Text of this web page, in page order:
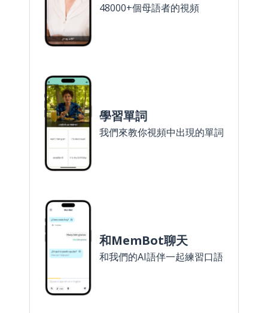
48000+個母語者的視頻
學習單詞
我們來教你視頻中出現的單詞
和MemBot聊天
和我們的AI語伴一起練習口語